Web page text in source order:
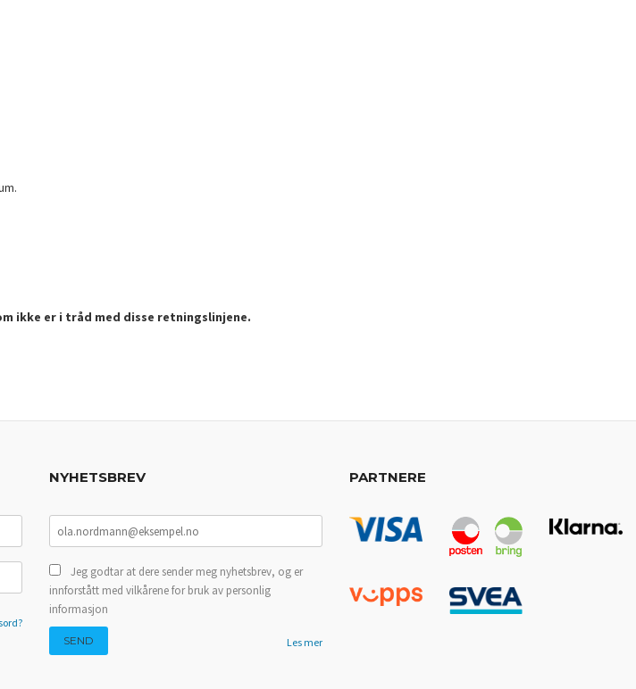
ikke er i tråd med disse retningslinjene.
NYHETSBREV
Jeg godtar at dere sender meg nyhetsbrev, og er
innforstått med vilkårene for bruk av personlig
informasjon
Les mer
PARTNERE